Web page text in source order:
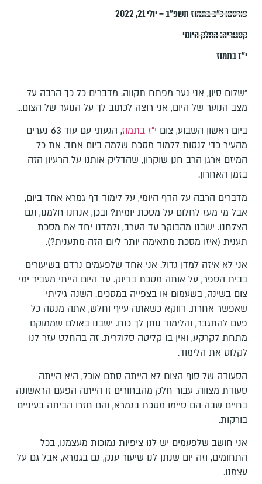
פורסם:כ״ב בתמוז תשפ״ב – יולי 21, 2022
קטגוריה:החלק היומי
י"ז בתמוז
"שלום סיון, אני נער מפתח תקווה. מדברים כל כך הרבה על
מצב הנוער של היום, אני רוצה לכתוב לך על הנוער של הצום...
ביום ראשון השבוע, צום י"ז בתמוז
, הגעתי עם עוד 63 נערים
מהעיר כדי לנסות ללמוד מסכת שלמה ביום אחד. את כל
המיזם ארגן הרב חנן שוקרון, שהדליק אותנו על הרעיון הזה
בזמן האחרון.
מדברים הרבה על הדף היומי, על לימוד דף גמרא אחד ביום,
אבל מי מעז לחלום על מסכת יומית? ובכן, אנחנו חלמנו, וגם
הצלחנו. ישבנו מהבוקר עד הערב, ולמדנו יחד את מסכת
תענית (איזו מסכת מתאימה יותר ליום הזה מתענית?).
אני לא איזה למדן גדול. אני אחד שלפעמים נרדם בשיעורים
בבית הספר, על אותה מסכת בדיוק. עד היום הייתי מעביר ימי
צום בשינה, בשעמום או בצפייה במסכים. השנה גיליתי
שאפשר אחרת. דווקא כשאתה עייף וחלש, אתה מנסה כל
פעם להתגבר, והלימוד נותן לך כוח. ישבנו באולם שממוקם
מתחת לקרקע, ואין בו קליטה סלולרית. זה בהחלט עזר לנו
לקלוט את הלימוד.
הסעודה של סוף הצום לא הייתה סתם אוכל, היא הייתה
סעודת מצווה. עבור חלק מהבחורים זו הייתה הפעם הראשונה
בחיים שבה הם סיימו מסכת בגמרא, והם חזרו הביתה בעיניים
בורקות.
אני חושב שלפעמים יש לנו ציפיות נמוכות מעצמנו, בכל
התחומים, וזה יום שנתן לנו שיעור ענק, גם בגמרא, אבל גם על
עצמנו.